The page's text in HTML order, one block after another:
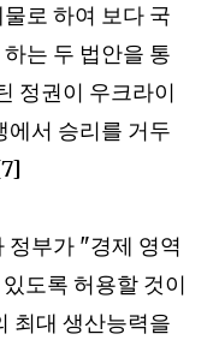
로 하여 보다 국
는 두 법안을 통
정권이 우크라이
에서 승리를 거두
정부가 "경제 영역
도록 허용할 것이
최대 생산능력을